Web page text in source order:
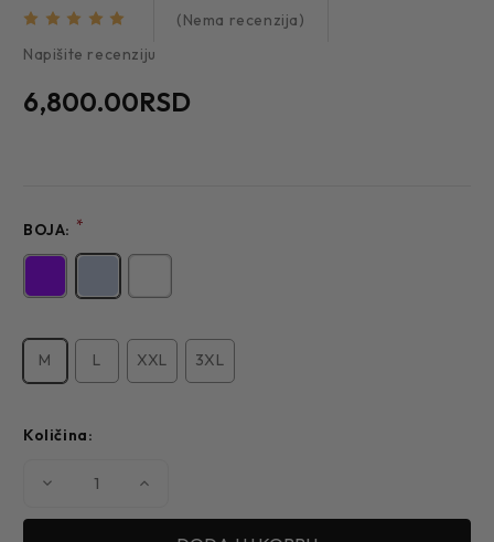
(Nema recenzija)
Napišite recenziju
6,800.00RSD
BOJA: *
M L XXL 3XL
Količina:
Smanjite Povećajte